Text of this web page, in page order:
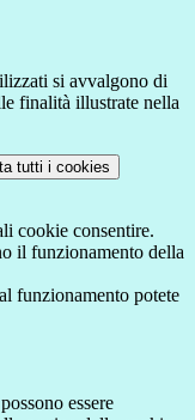
si avvalgono di
finalità illustrate nella
tutti i cookies
cookie consentire.
il funzionamento della
funzionamento potete
essere